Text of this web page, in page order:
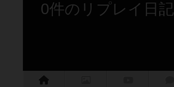
0件のリプレイ日記